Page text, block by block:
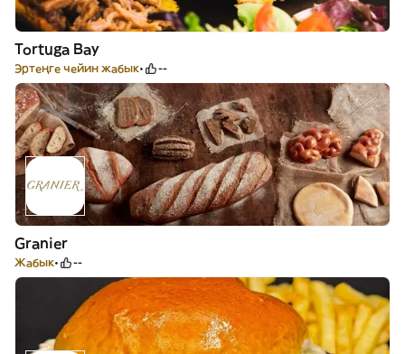
Tortuga Bay
Эртеңге чейин жабык --
Granier
Жабык --